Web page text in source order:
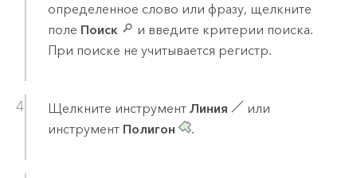
определенное слово или фразу, щелкните
поле Поиск
и введите критерии поиска.
При поиске не учитывается регистр.
Щелкните инструмент Линия
или
инструмент Полигон .